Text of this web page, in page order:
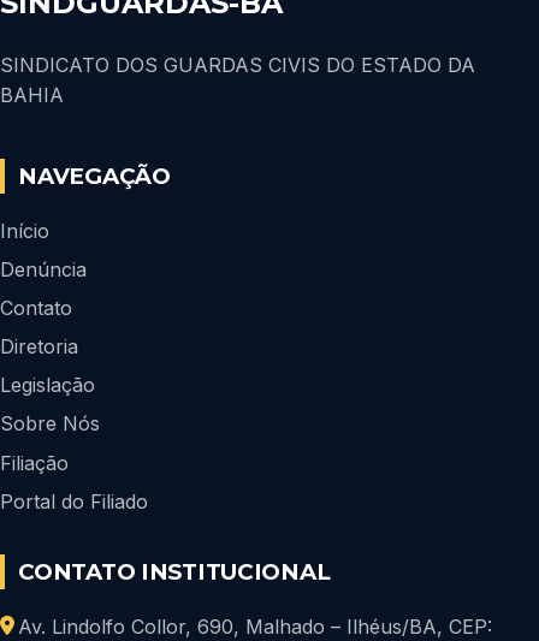
SINDICATO DOS GUARDAS CIVIS DO ESTADO DA
BAHIA
NAVEGAÇÃO
Início
Denúncia
Contato
Diretoria
Legislação
Sobre Nós
Filiação
Portal do Filiado
CONTATO INSTITUCIONAL
Av. Lindolfo Collor, 690, Malhado – Ilhéus/BA, CEP: